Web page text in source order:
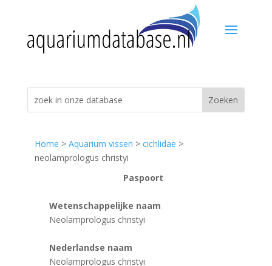
Home > Aquarium vissen > cichlidae >
neolamprologus christyi
Paspoort
Wetenschappelijke naam
Neolamprologus christyi
Nederlandse naam
Neolamprologus christyi